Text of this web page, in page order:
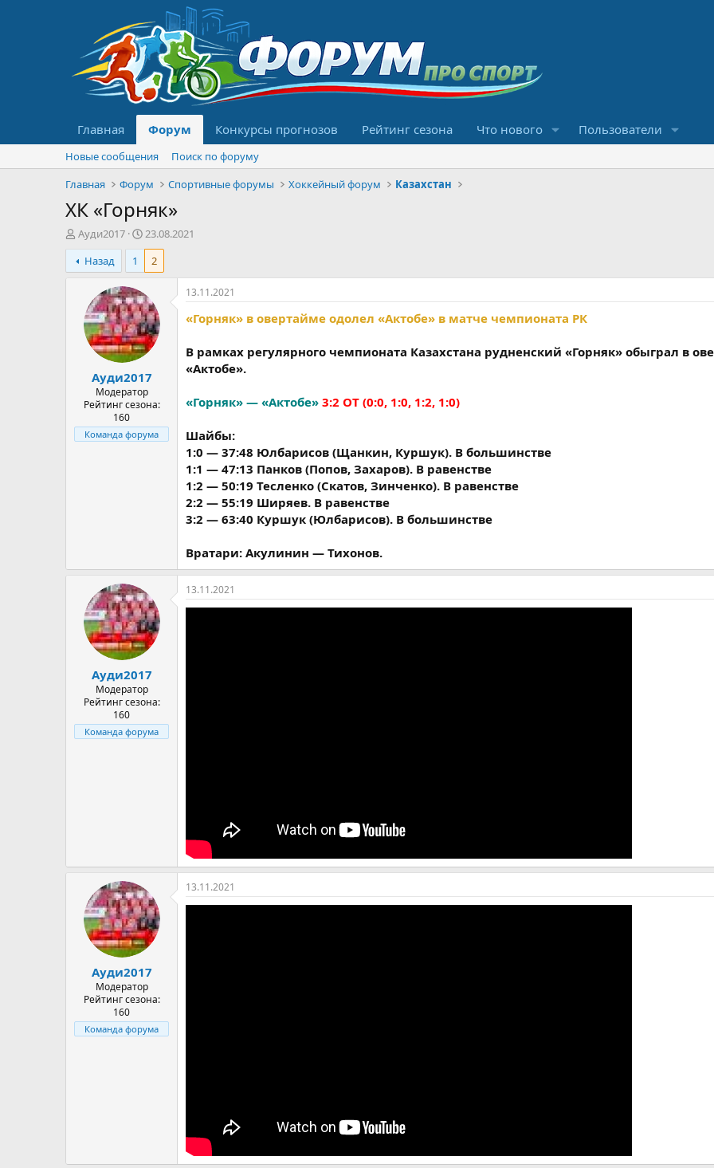
Главная Форум Конкурсы прогнозов Рейтинг сезона Что нового Пользователи
Новые сообщения
Поиск по форуму
Главная
Форум Спортивные форумы Хоккейный форум Казахстан
ХК «Горняк»
А
в
т
о
м
Ауди2017
Д
а
а
н
а
ч
а
л
23.08.2021
Назад
1 2
Ауди2017
Модератор
Рейтинг сезона:
160
Команда форума
13.11.2021
«Горняк» в овертайме одолел «Актобе» в матче чемпионата РК
В рамках регулярного чемпионата Казахстана рудненский «Горняк» обыграл в
«Актобе».
«Горняк» — «Актобе» 3:2 ОТ (0:0, 1:0, 1:2, 1:0)
Шайбы:
1:0 — 37:48 Юлбарисов (Щанкин, Куршук). В большинстве
1:1 — 47:13 Панков (Попов, Захаров). В равенстве
1:2 — 50:19 Тесленко (Скатов, Зинченко). В равенстве
2:2 — 55:19 Ширяев. В равенстве
3:2 — 63:40 Куршук (Юлбарисов). В большинстве
Вратари: Акулинин — Тихонов.
Ауди2017
Модератор
Рейтинг сезона:
160
Команда форума
13.11.2021
Ауди2017
Модератор
Рейтинг сезона:
160
Команда форума
13.11.2021